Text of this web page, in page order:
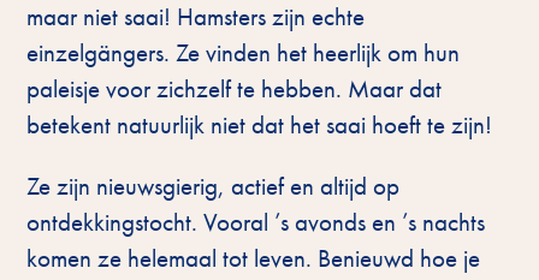
maar niet saai! Hamsters zijn echte
einzelgängers. Ze vinden het heerlijk om hun
paleisje voor zichzelf te hebben. Maar dat
betekent natuurlijk niet dat het saai hoeft te zijn!
Ze zijn nieuwsgierig, actief en altijd op
ontdekkingstocht. Vooral ’s avonds en ’s nachts
komen ze helemaal tot leven. Benieuwd hoe je